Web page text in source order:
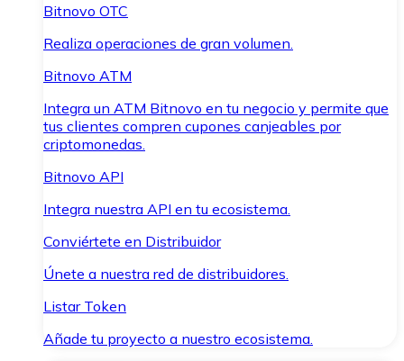
Bitnovo OTC
Realiza operaciones de gran volumen.
Bitnovo ATM
Integra un ATM Bitnovo en tu negocio y permite que
tus clientes compren cupones canjeables por
criptomonedas.
Bitnovo API
Integra nuestra API en tu ecosistema.
Conviértete en Distribuidor
Únete a nuestra red de distribuidores.
Listar Token
Añade tu proyecto a nuestro ecosistema.